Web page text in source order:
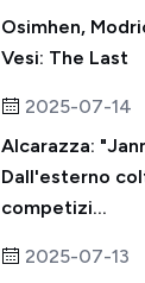
Osimhen,
Vesi: The Last
2025-07-14
Alcarazza:
Dall'esterno
competizi...
2025-07-13